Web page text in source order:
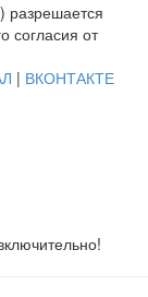
разрешается
согласия от
| ВКОНТАКТЕ